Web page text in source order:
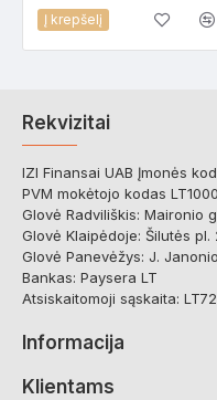
Į krepšelį
Rekvizitai
IZI Finansai UAB Įmonės
PVM mokėtojo kodas
Glovė Radviliškis: Maironio
Glovė Klaipėdoje: Šilutės pl.
Glovė Panevėžys: J.
Bankas: Paysera LT
Atsiskaitomoji sąskaita:
Informacija
Klientams